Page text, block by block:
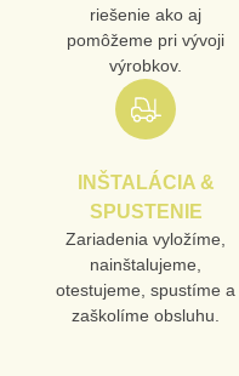
riešenie ako aj
pomôžeme pri vývoji
výrobkov.
INŠTALÁCIA &
SPUSTENIE
Zariadenia vyložíme,
nainštalujeme,
otestujeme, spustíme a
zaškolíme obsluhu.